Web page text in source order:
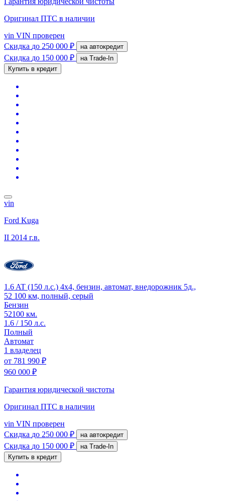
Оригинал ПТС в наличии
vin VIN проверен
Скидка до 250 000 ₽ на автокредит
Скидка до 150 000 ₽
на Trade-In
Купить в кредит
vin
Ford Kuga
II 2014 г.в.
1.6 AT (150 л.с.) 4x4, бензин, автомат, внедорожник 5д.,
52 100 км, полный, серый
Бензин
52100 км.
1.6 / 150 л.с.
Полный
Автомат
1 владелец
от 781 990 ₽
960 000 ₽
Гарантия юридической чистоты
Оригинал ПТС в наличии
vin VIN проверен
Скидка до 250 000 ₽ на автокредит
Скидка до 150 000 ₽
на Trade-In
Купить в кредит